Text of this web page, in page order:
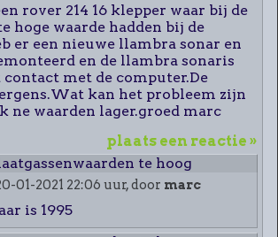
rover 214 16 klepper waar bij de
hoge waarde hadden bij de
er een nieuwe llambra sonar en
en de llambra sonaris
contact met de computer.De
kan het probleem zijn
ne waarden lager.groed marc
plaats een reactie »
te hoog
01-2021 22:06 uur, door marc
is 1995